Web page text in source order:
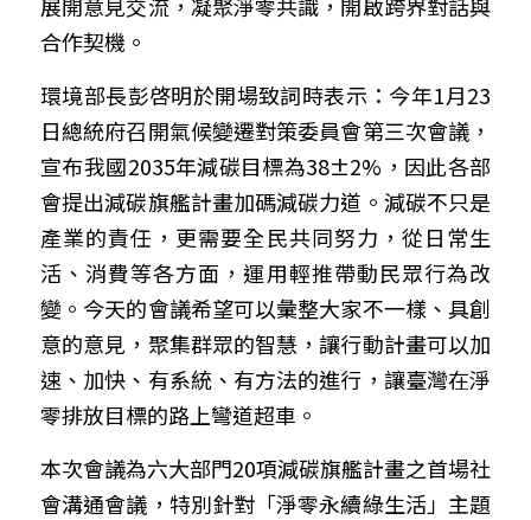
合作契機。
環境部長彭啓明於開場致詞時表示：今年1月23
日總統府召開氣候變遷對策委員會第三次會議，
宣布我國2035年減碳目標為38±2%，因此各部
會提出減碳旗艦計畫加碼減碳力道。減碳不只是
產業的責任，更需要全民共同努力，從日常生
活、消費等各方面，運用輕推帶動民眾行為改
變。今天的會議希望可以彙整大家不一樣、具創
意的意見，聚集群眾的智慧，讓行動計畫可以加
速、加快、有系統、有方法的進行，讓臺灣在淨
零排放目標的路上彎道超車。
本次會議為六大部門20項減碳旗艦計畫之首場社
會溝通會議，特別針對「淨零永續綠生活」主題